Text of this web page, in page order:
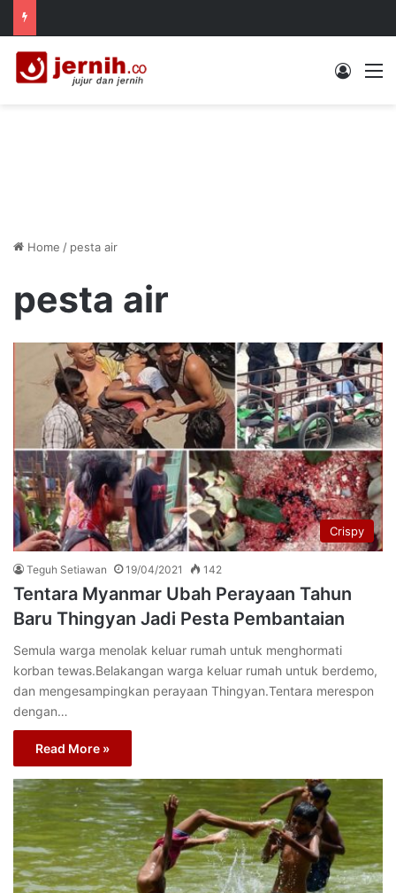
Log In
Home / pesta air
pesta air
Crispy
Teguh Setiawan 19/04/2021 142
Tentara Myanmar Ubah Perayaan Tahun
Baru Thingyan Jadi Pesta Pembantaian
Semula warga menolak keluar rumah untuk menghormati
korban tewas.Belakangan warga keluar rumah untuk berdemo,
dan mengesampingkan perayaan Thingyan.Tentara merespon
dengan…
Read More »